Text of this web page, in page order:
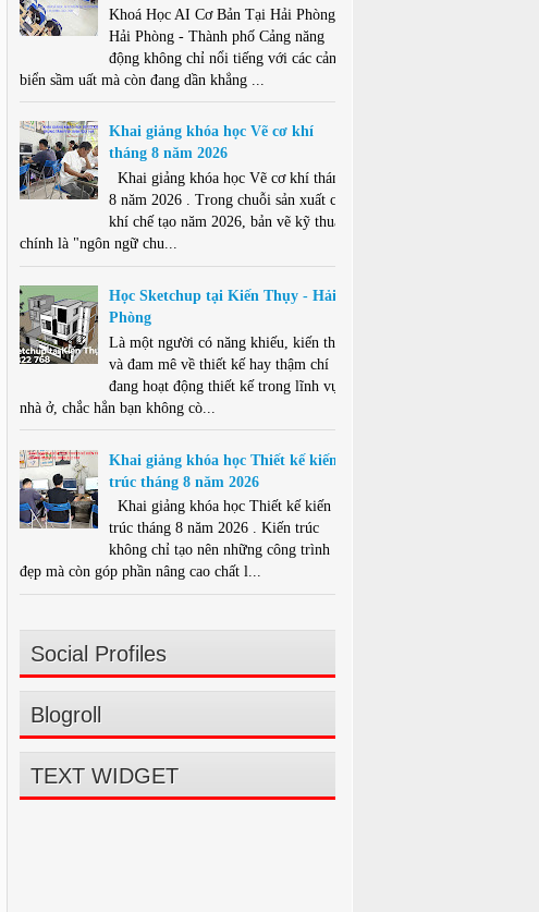
Khoá Học AI Cơ Bản Tại Hải Phòng .
Hải Phòng - Thành phố Cảng năng
động không chỉ nổi tiếng với các cảng
biển sầm uất mà còn đang dần khẳng ...
Khai giảng khóa học Vẽ cơ khí
tháng 8 năm 2026
Khai giảng khóa học Vẽ cơ khí tháng
8 năm 2026 . Trong chuỗi sản xuất cơ
khí chế tạo năm 2026, bản vẽ kỹ thuật
chính là "ngôn ngữ chu...
Học Sketchup tại Kiến Thụy - Hải
Phòng
Là một người có năng khiếu, kiến thức
và đam mê về thiết kế hay thậm chí
đang hoạt động thiết kế trong lĩnh vực
nhà ở, chắc hẳn bạn không cò...
Khai giảng khóa học Thiết kế kiến
trúc tháng 8 năm 2026
Khai giảng khóa học Thiết kế kiến
trúc tháng 8 năm 2026 . Kiến trúc
không chỉ tạo nên những công trình
đẹp mà còn góp phần nâng cao chất l...
Social Profiles
Blogroll
TEXT WIDGET